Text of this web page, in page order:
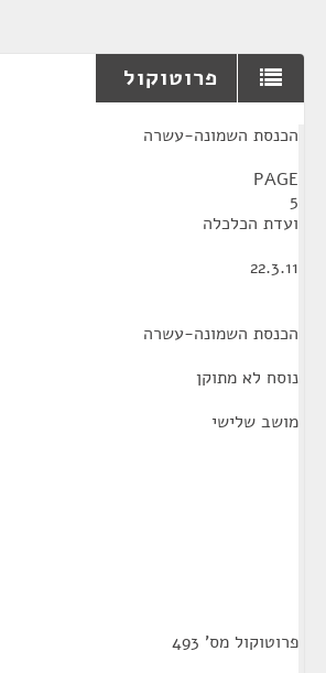
פרוטוקול
הכנסת השמונה-עשרה
PAGE
5
ועדת הכלכלה
22.3.11
הכנסת השמונה-עשרה
נוסח לא מתוקן
מושב שלישי
פרוטוקול מס' 493